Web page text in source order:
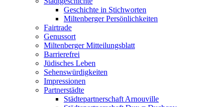
Geschichte in Stichworten
Miltenberger Persönlichkeiten
Fairtrade
Genussort
Miltenberger Mitteilungsblatt
Barrierefrei
Jüdisches Leben
Sehenswürdigkeiten
Impressionen
Partnerstädte
Städtepartnerschaft Arnouville